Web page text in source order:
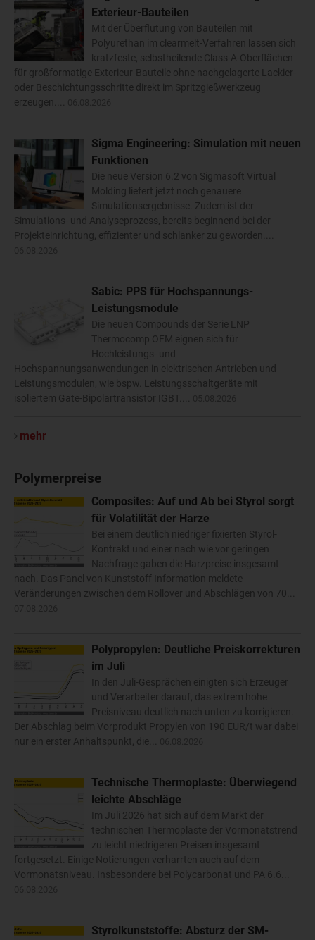
Exterieur-Bauteilen
Mit der Überflutung von Bauteilen mit
Polyurethan im clearmelt-Verfahren lassen sich
kratzfeste, selbstheilende Class-A-Oberflächen
für großformatige Exterieur-Bauteile ohne nachgelagerte Lackier-
oder Beschichtungsschritte direkt im Spritzgießwerkzeug
erzeugen....
Sigma Engineering: Simulation mit neuen
Funktionen
Die neue Version 6.2 von Sigmasoft Virtual
Molding liefert jetzt noch genauere
Simulationsergebnisse. Zudem ist der
Simulations- und Analyseprozess, bereits beginnend bei der
Projekteinrichtung, effizienter und schlanker zu geworden....
Sabic: PPS für Hochspannungs-
Leistungsmodule
Die neuen Compounds der Serie LNP
Thermocomp OFM eignen sich für
Hochleistungs- und
Hochspannungsanwendungen in elektrischen Antrieben und
Leistungsmodulen, wie bspw. Leistungsschaltgeräte mit
isoliertem Gate-Bipolartransistor IGBT....
mehr
Polymerpreise
Composites: Auf und Ab bei Styrol sorgt
für Volatilität der Harze
Bei einem deutlich niedriger fixierten Styrol-
Kontrakt und einer nach wie vor geringen
Nachfrage gaben die Harzpreise insgesamt
nach. Das Panel von Kunststoff Information meldete
Veränderungen zwischen dem Rollover und Abschlägen von 70...
Polypropylen: Deutliche Preiskorrekturen
im Juli
In den Juli-Gesprächen einigten sich Erzeuger
und Verarbeiter darauf, das extrem hohe
Preisniveau deutlich nach unten zu korrigieren.
Der Abschlag beim Vorprodukt Propylen von 190 EUR/t war dabei
nur ein erster Anhaltspunkt, die...
Technische Thermoplaste: Überwiegend
leichte Abschläge
Im Juli 2026 hat sich auf dem Markt der
technischen Thermoplaste der Vormonatstrend
zu leicht niedrigeren Preisen insgesamt
fortgesetzt. Einige Notierungen verharrten auch auf dem
Vormonatsniveau. Insbesondere bei Polycarbonat und PA 6.6...
Styrolkunststoffe: Absturz der SM-